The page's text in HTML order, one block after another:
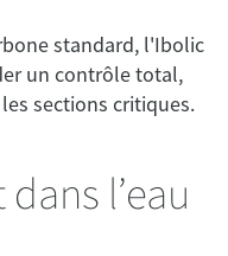
standard, l'Ibolic
un contrôle total,
sections critiques.
l’eau